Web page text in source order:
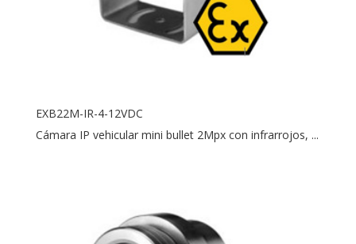
EXB22M-IR-4-12VDC
Cámara IP vehicular mini bullet 2Mpx con infrarrojos, ...